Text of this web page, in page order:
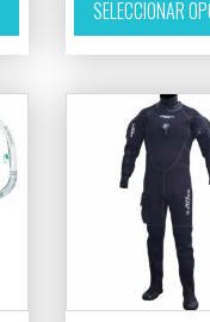
SELECCIONAR